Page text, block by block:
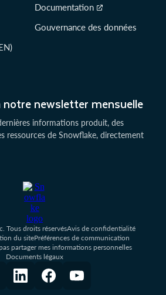
newsletter mensuelle
informations produit, des
ressources de Snowflake, directement
Documentation
Gouvernance des données
Tous droits réservésAvis de confidentialité
du sitePréférences de communication
partager mes informations personnelles
Documents légaux